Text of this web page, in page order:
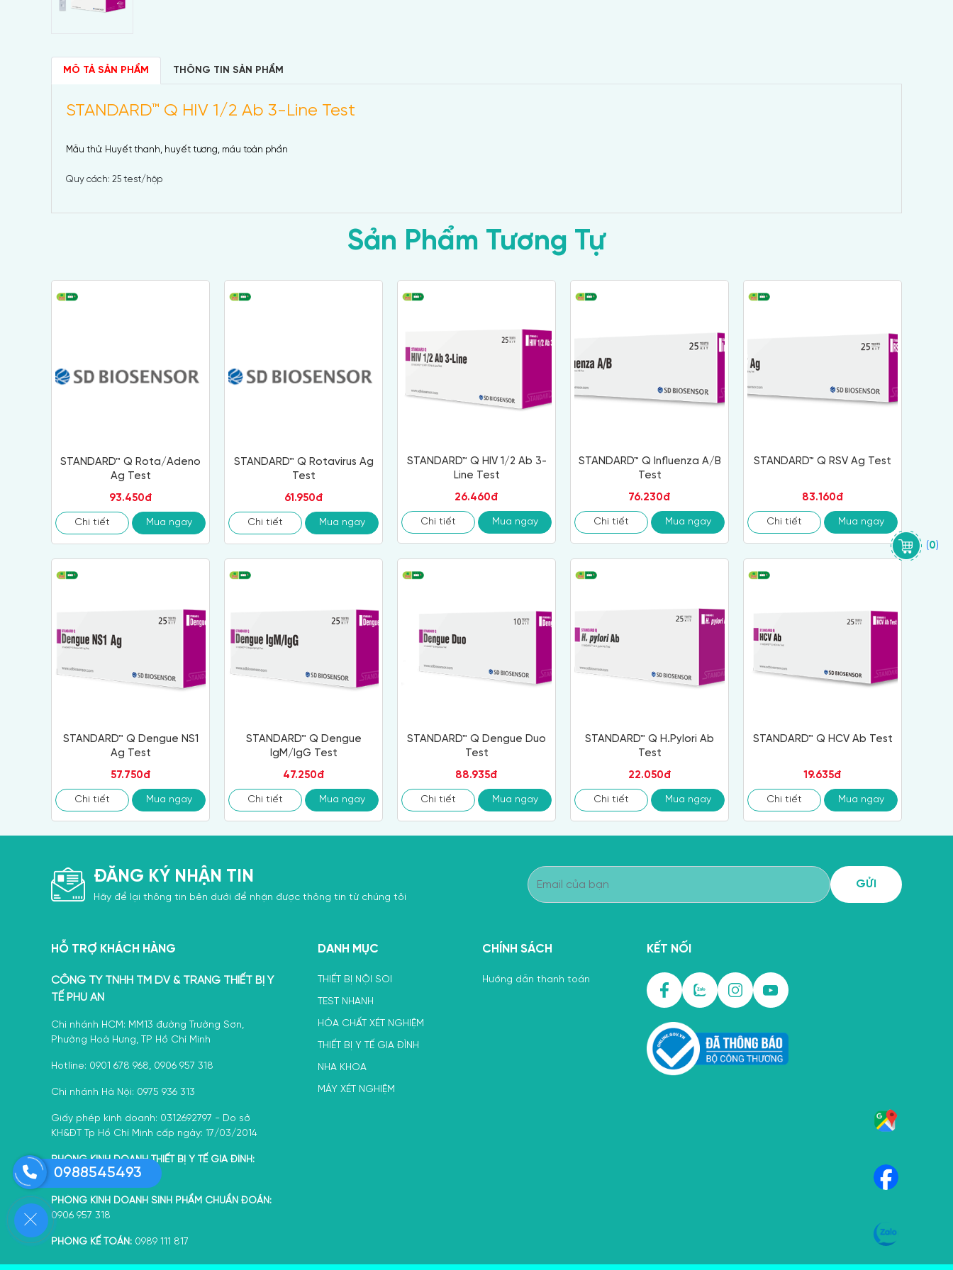
(0)
MÔ TẢ SẢN PHẨM THÔNG TIN SẢN PHẨM
STANDARD™ Q HIV 1/2 Ab 3-Line Test
Mẫu thử: Huyết thanh, huyết tương, máu toàn phần
Quy cách: 25 test/hộp
Sản Phẩm Tương Tự
STANDARD™ Q Rota/Adeno
Ag Test
93.450đ
Chi tiết Mua ngay
STANDARD™ Q Rotavirus Ag
Test
61.950đ
Chi tiết Mua ngay
STANDARD™ Q HIV 1/2 Ab 3-
Line Test
26.460đ
Chi tiết Mua ngay
STANDARD™ Q Influenza A/B
Test
76.230đ
Chi tiết Mua ngay
STANDARD™ Q RSV Ag Test
83.160đ
Chi tiết Mua ngay
STANDARD™ Q Dengue NS1
Ag Test
57.750đ
Chi tiết Mua ngay
STANDARD™ Q Dengue
IgM/IgG Test
47.250đ
Chi tiết Mua ngay
STANDARD™ Q Dengue Duo
Test
88.935đ
Chi tiết Mua ngay
STANDARD™ Q H.Pylori Ab
Test
22.050đ
Chi tiết Mua ngay
STANDARD™ Q HCV Ab Test
19.635đ
Chi tiết Mua ngay
ĐĂNG KÝ NHẬN TIN
Hãy để lại thông tin bên dưới để nhận được thông tin từ chúng tôi
HỖ TRỢ KHÁCH HÀNG
CÔNG TY TNHH TM DV & TRANG THIẾT BỊ Y
TẾ PHÚ AN
Chi nhánh HCM: MM13 đường Trường Sơn,
Phường Hoà Hưng, TP Hồ Chí Minh
Hotline: 0901 678 968, 0906 957 318
Chi nhánh Hà Nội: 0975 936 313
Giấy phép kinh doanh: 0312692797 - Do sở
KH&ĐT Tp Hồ Chí Minh cấp ngày: 17/03/2014
PHÒNG KINH DOANH THIẾT BỊ Y TẾ GIA ĐÌNH:
0388 092 072
PHÒNG KINH DOANH SINH PHẨM CHUẨN ĐOÁN:
0906 957 318
PHÒNG KẾ TOÁN: 0989 111 817
DANH MỤC
THIẾT BỊ NỘI SOI
TEST NHANH
HÓA CHẤT XÉT NGHIỆM
THIẾT BỊ Y TẾ GIA ĐÌNH
NHA KHOA
MÁY XÉT NGHIỆM
CHÍNH SÁCH
Hướng dẫn thanh toán
KẾT NỐI
0988545493